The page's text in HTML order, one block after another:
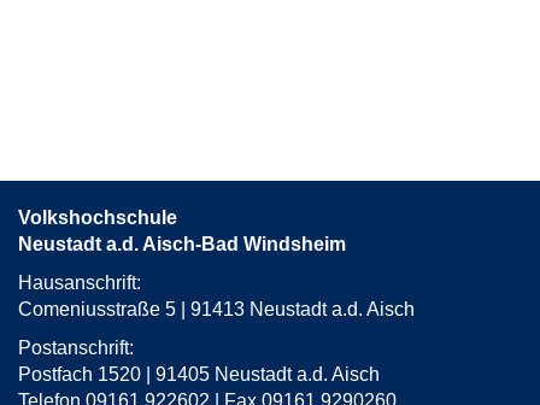
Volkshochschule
Neustadt a.d. Aisch-Bad Windsheim
Hausanschrift:
Comeniusstraße 5 | 91413 Neustadt a.d. Aisch
Postanschrift:
Postfach 1520 | 91405 Neustadt a.d. Aisch
Telefon 09161 922602 | Fax 09161 9290260